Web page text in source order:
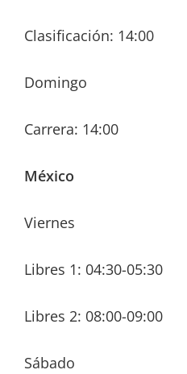
Clasificación: 14:00
Domingo
Carrera: 14:00
México
Viernes
Libres 1: 04:30-05:30
Libres 2: 08:00-09:00
Sábado